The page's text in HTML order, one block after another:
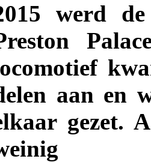
werd
aan en
gezet.